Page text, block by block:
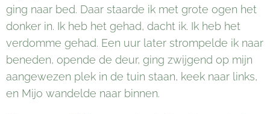
ging naar bed. Daar staarde ik met grote ogen het
donker in. Ik heb het gehad, dacht ik. Ik heb het
verdomme gehad. Een uur later strompelde ik naar
beneden, opende de deur, ging zwijgend op mijn
aangewezen plek in de tuin staan, keek naar links,
en Mijo wandelde naar binnen.